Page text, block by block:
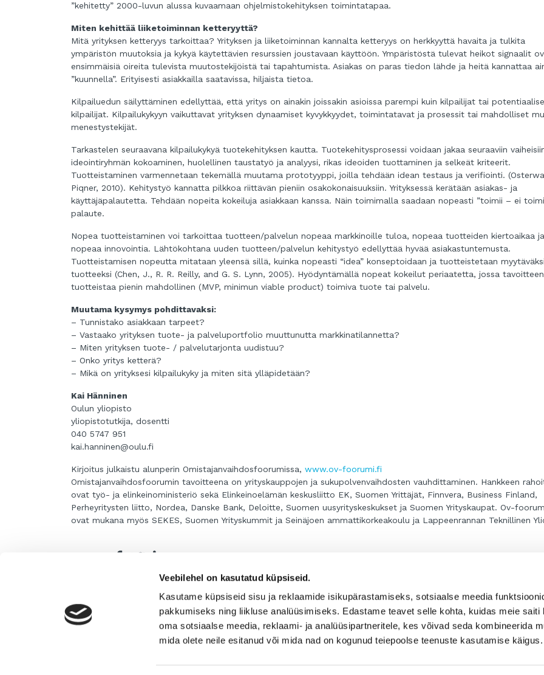
Veebilehel on kasutatud küpsiseid.
Kasutame küpsiseid sisu ja reklaamide isikupärastamiseks, sotsiaalse meedia
pakkumiseks ning liikluse analüüsimiseks. Edastame teavet selle kohta, kuidas meie saiti
oma sotsiaalse meedia, reklaami- ja analüüsipartneritele, kes võivad seda kombineerida
mida olete neile esitanud või mida nad on kogunud teiepoolse teenuste kasutamise käigus.
”kehitetty” 2000-luvun alussa kuvaamaan ohjelmistokehityksen toimintatapaa.
Miten kehittää liiketoiminnan ketteryyttä?
Mitä yrityksen ketteryys tarkoittaa? Yrityksen ja liiketoiminnan kannalta ketteryys on herkkyyttä havaita ja tulkita
ympäristön muutoksia ja kykyä käytettävien resurssien joustavaan käyttöön. Ympäristöstä tulevat heikot signaalit
ensimmäisiä oireita tulevista muutostekijöistä tai tapahtumista. Asiakas on paras tiedon lähde ja heitä kannattaa
”kuunnella”. Erityisesti asiakkailla saatavissa, hiljaista tietoa.
Kilpailuedun säilyttäminen edellyttää, että yritys on ainakin joissakin asioissa parempi kuin kilpailijat tai
kilpailijat. Kilpailukykyyn vaikuttavat yrityksen dynaamiset kyvykkyydet, toimintatavat ja prosessit tai mahdolliset
menestystekijät.
Tarkastelen seuraavana kilpailukykyä tuotekehityksen kautta. Tuotekehitysprosessi voidaan jakaa seuraaviin
ideointiryhmän kokoaminen, huolellinen taustatyö ja analyysi, rikas ideoiden tuottaminen ja selkeät kriteerit.
Tuotteistaminen varmennetaan tekemällä muutama prototyyppi, joilla tehdään idean testaus ja verifiointi.
Piqner, 2010). Kehitystyö kannatta pilkkoa riittävän pieniin osakokonaisuuksiin. Yrityksessä kerätään asiakas- ja
käyttäjäpalautetta. Tehdään nopeita kokeiluja asiakkaan kanssa. Näin toimimalla saadaan nopeasti ”toimii – ei
palaute.
Nopea tuotteistaminen voi tarkoittaa tuotteen/palvelun nopeaa markkinoille tuloa, nopeaa tuotteiden kiertoaikaa
nopeaa innovointia. Lähtökohtana uuden tuotteen/palvelun kehitystyö edellyttää hyvää asiakastuntemusta.
Tuotteistamisen nopeutta mitataan yleensä sillä, kuinka nopeasti “idea” konseptoidaan ja tuotteistetaan myytäväksi
tuotteeksi (Chen, J., R. R. Reilly, and G. S. Lynn, 2005). Hyödyntämällä nopeat kokeilut periaatetta, jossa
tuotteistaa pienin mahdollinen (MVP, minimun viable product) toimiva tuote tai palvelu.
Muutama kysymys pohdittavaksi:
– Tunnistako asiakkaan tarpeet?
– Vastaako yrityksen tuote- ja palveluportfolio muuttunutta markkinatilannetta?
– Miten yrityksen tuote- / palvelutarjonta uudistuu?
– Onko yritys ketterä?
– Mikä on yrityksesi kilpailukyky ja miten sitä ylläpidetään?
Kai Hänninen
Oulun yliopisto
yliopistotutkija, dosentti
040 5747 951
kai.hanninen@oulu.fi
Kirjoitus julkaistu alunperin Omistajanvaihdosfoorumissa, www.ov-foorumi.fi
Omistajanvaihdosfoorumin tavoitteena on yrityskauppojen ja sukupolvenvaihdosten vauhdittaminen. Hankkeen
ovat työ- ja elinkeinoministeriö sekä Elinkeinoelämän keskusliitto EK, Suomen Yrittäjät, Finnvera, Business Finland,
Perheyritysten liitto, Nordea, Danske Bank, Deloitte, Suomen uusyrityskeskukset ja Suomen Yrityskaupat. Ov-
ovat mukana myös SEKES, Suomen Yrityskummit ja Seinäjoen ammattikorkeakoulu ja Lappeenrannan Teknillinen
Seotud